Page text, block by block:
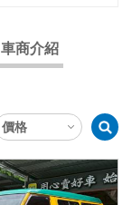
車商介紹